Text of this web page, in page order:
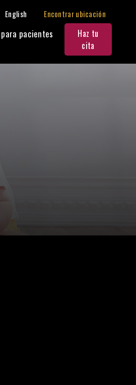
English Encontrar ubicación
pacientes
Haz tu
cita